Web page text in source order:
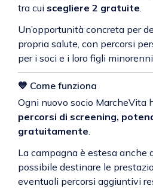
tra cui scegliere 2 gratuite.
Un’opportunità concreta per
propria salute, con percorsi
per i soci e i loro figli
💙 Come funziona
Ogni nuovo socio MarcheVita
percorsi di screening,
gratuitamente.
La campagna è estesa anche
possibile destinare le
eventuali percorsi aggiuntivi